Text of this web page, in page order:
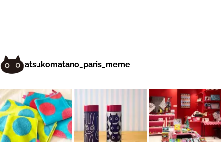
atsukomatano_paris_meme